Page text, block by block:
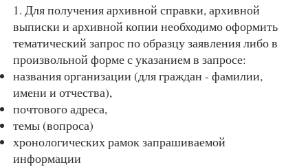
1. Для получения архивной справки, архивной
выписки и архивной копии необходимо оформить
тематический запрос по образцу заявления либо в
произвольной форме с указанием в запросе:
названия организации (для граждан - фамилии,
имени и отчества),
почтового адреса,
темы (вопроса)
хронологических рамок запрашиваемой
информации